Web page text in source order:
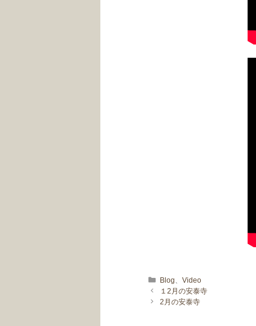
カテゴリー
Blog 、Video
１2月の安泰寺
2月の安泰寺